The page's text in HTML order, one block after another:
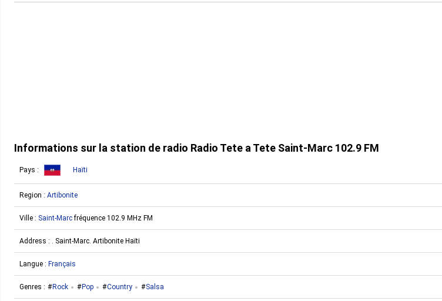
Informations sur la station de radio Radio Tete a Tete Saint-Marc 102.9 FM
Pays : Haïti
Region : Artibonite
Ville : Saint-Marcfréquence 102.9 MHz FM
Address : . Saint-Marc. Artibonite Haïti
Langue : Français
Genres : Rock Pop Country Salsa